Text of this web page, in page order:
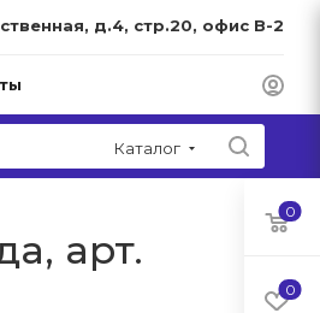
д.4, стр.20, офис В-2
Каталог
арт.
0
0